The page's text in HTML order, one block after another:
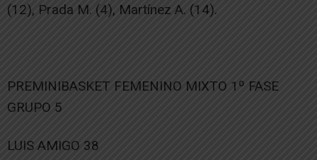
(12), Prada M. (4), Martínez A. (14).
PREMINIBASKET FEMENINO MIXTO 1º FASE
GRUPO 5
LUIS AMIGO 38